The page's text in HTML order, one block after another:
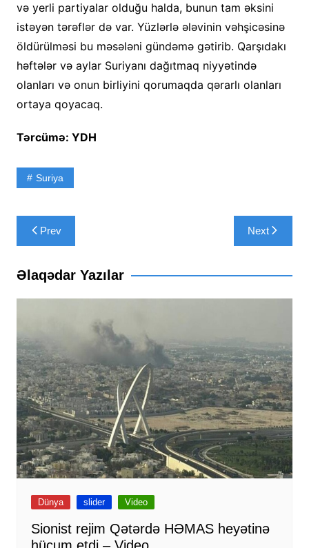
və yerli partiyalar olduğu halda, bunun tam əksini
istəyən tərəflər də var. Yüzlərlə ələvinin vəhşicəsinə
öldürülməsi bu məsələni gündəmə gətirib. Qarşıdakı
həftələr və aylar Suriyanı dağıtmaq niyyətində
olanları və onun birliyini qorumaqda qərarlı olanları
ortaya qoyacaq.
Tərcümə: YDH
Suriya
Yazı
naviqasiyası
Prev Next
Əlaqədar Yazılar
Dünya slider Video
Sionist rejim Qətərdə HƏMAS heyətinə